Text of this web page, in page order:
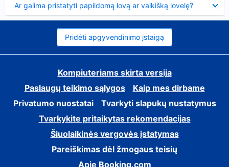
Ar galima pristatyti papildomą lovą ar vaikišką lovelę?
Pridėti apgyvendinimo įstaigą
Kompiuteriams skirta versija
Paslaugų teikimo sąlygos
Kaip mes dirbame
Privatumo nuostatai
Tvarkyti slapukų nustatymus
Tvarkykite pritaikytas rekomendacijas
Šiuolaikinės vergovės įstatymas
Pareiškimas dėl žmogaus teisių
Apie Booking.com